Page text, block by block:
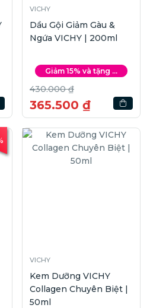
VICHY
Dầu Gội Giảm Gàu &
Ngứa VICHY | 200ml
Giảm 15% và tặng ...
430.000 ₫
365.500 ₫
VICHY
Kem Dưỡng VICHY
Collagen Chuyên Biệt |
50ml